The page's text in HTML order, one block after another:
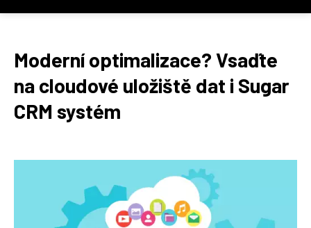
Moderní optimalizace? Vsaďte
na cloudové uložiště dat i Sugar
CRM systém